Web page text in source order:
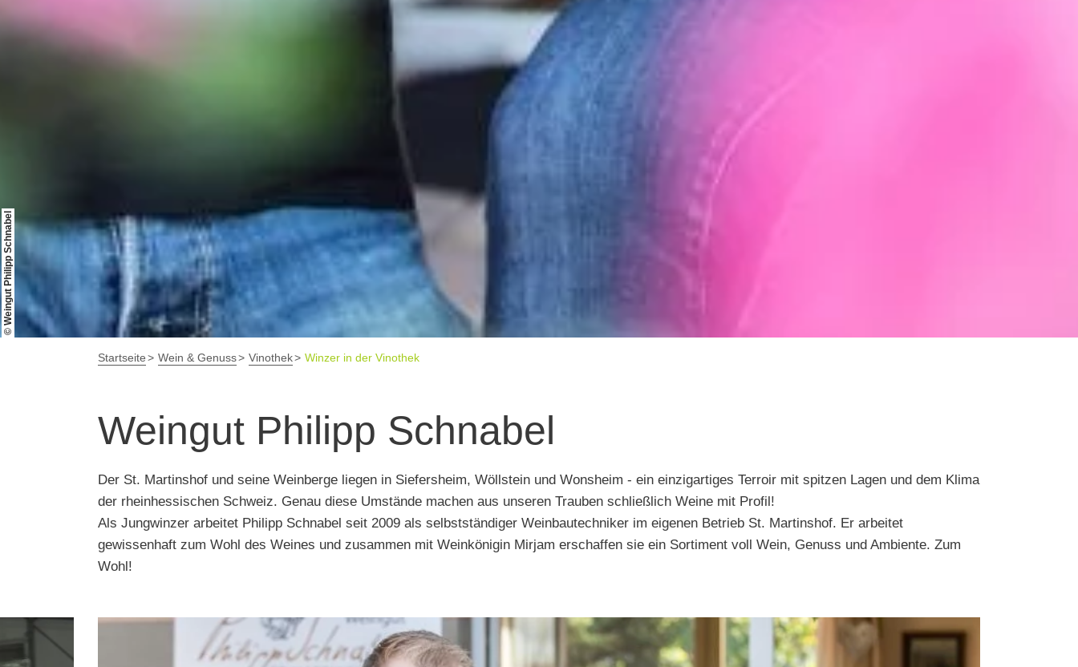
© Weingut Philipp Schnabel
Startseite Wein & Genuss Vinothek Winzer in der Vinothek
Weingut Philipp Schnabel
Der St. Martinshof und seine Weinberge liegen in Siefersheim, Wöllstein und Wonsheim - ein einzigartiges Terroir mit spitzen Lagen und dem Klima
der rheinhessischen Schweiz. Genau diese Umstände machen aus unseren Trauben schließlich Weine mit Profil!
Als Jungwinzer arbeitet Philipp Schnabel seit 2009 als selbstständiger Weinbautechniker im eigenen Betrieb St. Martinshof. Er arbeitet
gewissenhaft zum Wohl des Weines und zusammen mit Weinkönigin Mirjam erschaffen sie ein Sortiment voll Wein, Genuss und Ambiente. Zum
Wohl!